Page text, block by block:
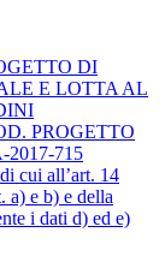
DI
E LOTTA AL
PROGETTO
2017-715
cui all’art. 14
a) e b) e della
i dati d) ed e)